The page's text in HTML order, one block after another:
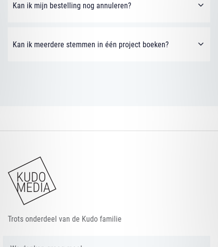
Kan ik mijn bestelling nog annuleren?
Kan ik meerdere stemmen in één project boeken?
Trots onderdeel van de Kudo familie